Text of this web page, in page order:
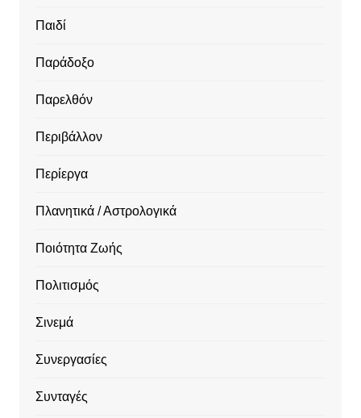
Παιδί
Παράδοξο
Παρελθόν
Περιβάλλον
Περίεργα
Πλανητικά / Αστρολογικά
Ποιότητα Ζωής
Πολιτισμός
Σινεμά
Συνεργασίες
Συνταγές